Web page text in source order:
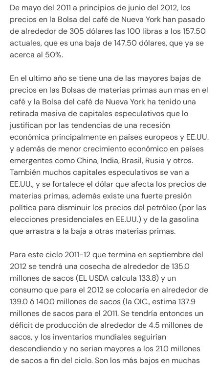
De mayo del 2011 a principios de junio del 2012, los
precios en la Bolsa del café de Nueva York han pasado
de alrededor de 305 dólares las 100 libras a los 157.50
actuales, que es una baja de 147.50 dólares, que ya se
acerca al 50%.
En el ultimo año se tiene una de las mayores bajas de
precios en las Bolsas de materias primas aun mas en el
café y la Bolsa del café de Nueva York ha tenido una
retirada masiva de capitales especulativos que lo
justifican por las tendencias de una recesión
económica principalmente en países europeos y EE.UU.
y además de menor crecimiento económico en países
emergentes como China, India, Brasil, Rusia y otros.
También muchos capitales especulativos se van a
EE.UU., y se fortalece el dólar que afecta los precios de
materias primas, además existe una fuerte presión
política para disminuir los precios del petróleo (por las
elecciones presidenciales en EE.UU.) y de la gasolina
que arrastra a la baja a otras materias primas.
Para este ciclo 2011-12 que termina en septiembre del
2012 se tendrá una cosecha de alrededor de 135.0
millones de sacos (EL USDA calcula 133.8) y un
consumo que para el 2012 se colocaría en alrededor de
139.0 ó 140.0 millones de sacos (la OIC., estima 137.9
millones de sacos para el 2011. Se tendría entonces un
déficit de producción de alrededor de 4.5 millones de
sacos, y los inventarios mundiales seguirían
descendiendo y no serian mayores a los 21.0 millones
de sacos a fin del ciclo. Son los más bajos en muchas